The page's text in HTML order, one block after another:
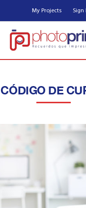
My Projects Sign
CÓDIGO DE